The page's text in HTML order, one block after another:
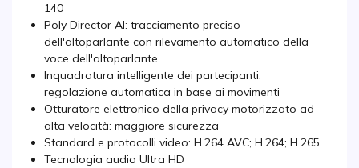
140
Poly Director AI: tracciamento preciso
dell'altoparlante con rilevamento automatico della
voce dell'altoparlante
Inquadratura intelligente dei partecipanti:
regolazione automatica in base ai movimenti
Otturatore elettronico della privacy motorizzato ad
alta velocità: maggiore sicurezza
Standard e protocolli video: H.264 AVC; H.264; H.265
Tecnologia audio Ultra HD